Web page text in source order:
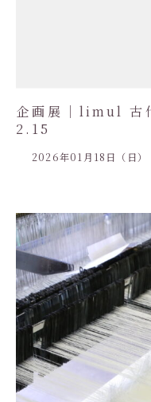
企画展｜limul 古
2.15
2026年01月18日（日）